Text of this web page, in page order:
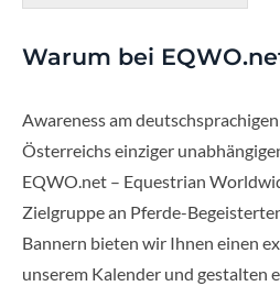
Warum bei
Awareness am
Österreichs einziger
EQWO.net – Equestrian
Zielgruppe an Pferde-
Bannern bieten wir Ihnen einen
unserem Kalender und gestalten